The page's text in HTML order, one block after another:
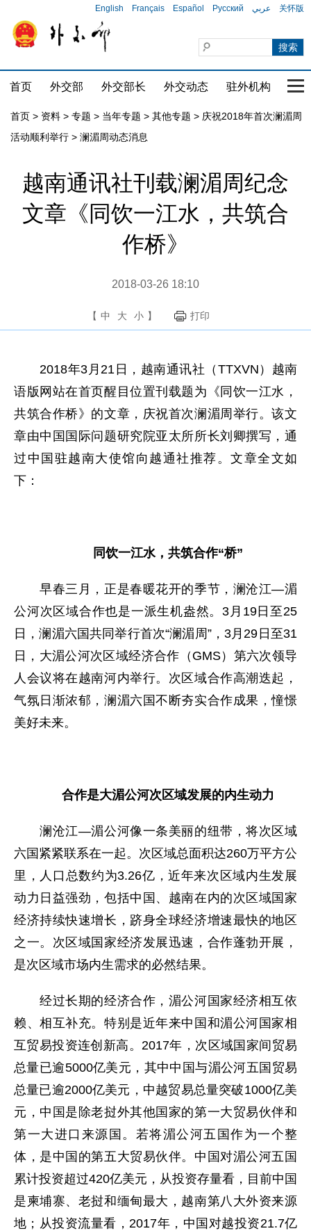
English Français Español Русский عربي 关怀版
首页 外交部 外交部长 外交动态 驻外机构 国
首页 > 资料 > 专题 > 当年专题 > 其他专题 > 庆祝2018年首次澜湄周
活动顺利举行 > 澜湄周动态消息
越南通讯社刊载澜湄周纪念
文章《同饮一江水，共筑合
作桥》
2018-03-26 18:10
【 中 大 小 】 打印
2018年3月21日，越南通讯社（TTXVN）越南
语版网站在首页醒目位置刊载题为《同饮一江水，
共筑合作桥》的文章，庆祝首次澜湄周举行。该文
章由中国国际问题研究院亚太所所长刘卿撰写，通
过中国驻越南大使馆向越通社推荐。文章全文如
下：
同饮一江水，共筑合作“桥”
早春三月，正是春暖花开的季节，澜沧江—湄
公河次区域合作也是一派生机盎然。3月19日至25
日，澜湄六国共同举行首次“澜湄周”，3月29日至31
日，大湄公河次区域经济合作（GMS）第六次领导
人会议将在越南河内举行。次区域合作高潮迭起，
气氛日渐浓郁，澜湄六国不断夯实合作成果，憧憬
美好未来。
合作是大湄公河次区域发展的内生动力
澜沧江—湄公河像一条美丽的纽带，将次区域
六国紧紧联系在一起。次区域总面积达260万平方公
里，人口总数约为3.26亿，近年来次区域内生发展
动力日益强劲，包括中国、越南在内的次区域国家
经济持续快速增长，跻身全球经济增速最快的地区
之一。次区域国家经济发展迅速，合作蓬勃开展，
是次区域市场内生需求的必然结果。
经过长期的经济合作，湄公河国家经济相互依
赖、相互补充。特别是近年来中国和湄公河国家相
互贸易投资连创新高。2017年，次区域国家间贸易
总量已逾5000亿美元，其中中国与湄公河五国贸易
总量已逾2000亿美元，中越贸易总量突破1000亿美
元，中国是除老挝外其他国家的第一大贸易伙伴和
第一大进口来源国。若将湄公河五国作为一个整
体，是中国的第五大贸易伙伴。中国对湄公河五国
累计投资超过420亿美元，从投资存量看，目前中国
是柬埔寨、老挝和缅甸最大，越南第八大外资来源
地；从投资流量看，2017年，中国对越投资21.7亿